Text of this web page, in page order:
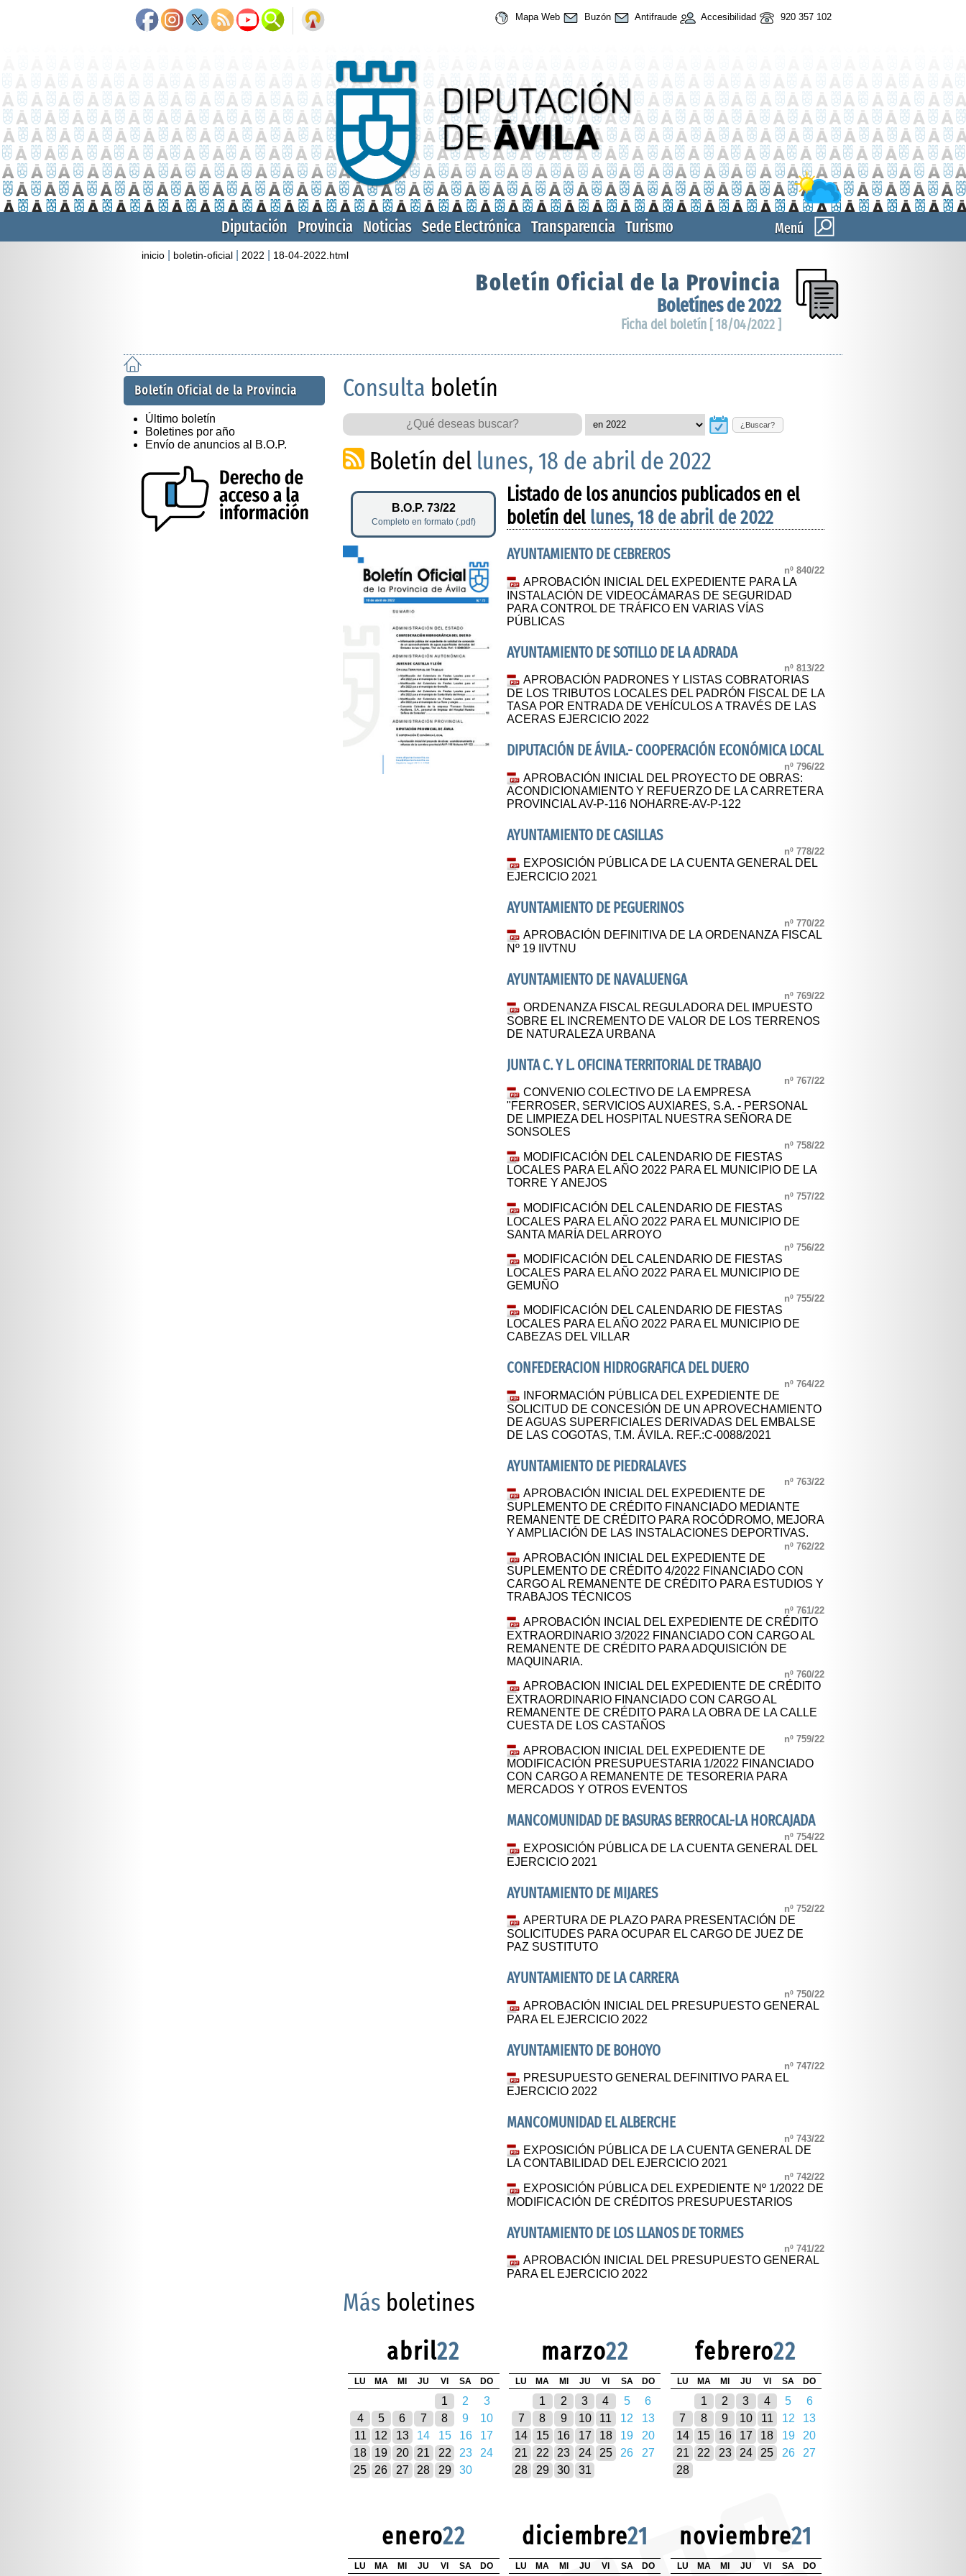
Mapa Web Buzón Antifraude Accesibilidad 920 357 102
Menú
Diputación Provincia Noticias Sede Electrónica Transparencia Turismo
inicio boletin-oficial 2022 18-04-2022.html
Boletín Oficial de la Provincia
Boletínes de 2022
Ficha del boletín [ 18/04/2022 ]
Boletín Oficial de la Provincia
Último boletín
Boletines por año
Envío de anuncios al B.O.P.
Consulta boletín
¿Buscar?
Boletín del lunes, 18 de abril de 2022
B.O.P. 73/22
Completo en formato (.pdf)
Listado de los anuncios publicados en el
boletín del lunes, 18 de abril de 2022
AYUNTAMIENTO DE CEBREROS
nº 840/22
APROBACIÓN INICIAL DEL EXPEDIENTE PARA LA
INSTALACIÓN DE VIDEOCÁMARAS DE SEGURIDAD
PARA CONTROL DE TRÁFICO EN VARIAS VÍAS
PÚBLICAS
AYUNTAMIENTO DE SOTILLO DE LA ADRADA
nº 813/22
APROBACIÓN PADRONES Y LISTAS COBRATORIAS
DE LOS TRIBUTOS LOCALES DEL PADRÓN FISCAL DE LA
TASA POR ENTRADA DE VEHÍCULOS A TRAVÉS DE LAS
ACERAS EJERCICIO 2022
DIPUTACIÓN DE ÁVILA.- COOPERACIÓN ECONÓMICA LOCAL
nº 796/22
APROBACIÓN INICIAL DEL PROYECTO DE OBRAS:
ACONDICIONAMIENTO Y REFUERZO DE LA CARRETERA
PROVINCIAL AV-P-116 NOHARRE-AV-P-122
AYUNTAMIENTO DE CASILLAS
nº 778/22
EXPOSICIÓN PÚBLICA DE LA CUENTA GENERAL DEL
EJERCICIO 2021
AYUNTAMIENTO DE PEGUERINOS
nº 770/22
APROBACIÓN DEFINITIVA DE LA ORDENANZA FISCAL
Nº 19 IIVTNU
AYUNTAMIENTO DE NAVALUENGA
nº 769/22
ORDENANZA FISCAL REGULADORA DEL IMPUESTO
SOBRE EL INCREMENTO DE VALOR DE LOS TERRENOS
DE NATURALEZA URBANA
JUNTA C. Y L. OFICINA TERRITORIAL DE TRABAJO
nº 767/22
CONVENIO COLECTIVO DE LA EMPRESA
"FERROSER, SERVICIOS AUXIARES, S.A. - PERSONAL
DE LIMPIEZA DEL HOSPITAL NUESTRA SEÑORA DE
SONSOLES
nº 758/22
MODIFICACIÓN DEL CALENDARIO DE FIESTAS
LOCALES PARA EL AÑO 2022 PARA EL MUNICIPIO DE LA
TORRE Y ANEJOS
nº 757/22
MODIFICACIÓN DEL CALENDARIO DE FIESTAS
LOCALES PARA EL AÑO 2022 PARA EL MUNICIPIO DE
SANTA MARÍA DEL ARROYO
nº 756/22
MODIFICACIÓN DEL CALENDARIO DE FIESTAS
LOCALES PARA EL AÑO 2022 PARA EL MUNICIPIO DE
GEMUÑO
nº 755/22
MODIFICACIÓN DEL CALENDARIO DE FIESTAS
LOCALES PARA EL AÑO 2022 PARA EL MUNICIPIO DE
CABEZAS DEL VILLAR
CONFEDERACION HIDROGRAFICA DEL DUERO
nº 764/22
INFORMACIÓN PÚBLICA DEL EXPEDIENTE DE
SOLICITUD DE CONCESIÓN DE UN APROVECHAMIENTO
DE AGUAS SUPERFICIALES DERIVADAS DEL EMBALSE
DE LAS COGOTAS, T.M. ÁVILA. REF.:C-0088/2021
AYUNTAMIENTO DE PIEDRALAVES
nº 763/22
APROBACIÓN INICIAL DEL EXPEDIENTE DE
SUPLEMENTO DE CRÉDITO FINANCIADO MEDIANTE
REMANENTE DE CRÉDITO PARA ROCÓDROMO, MEJORA
Y AMPLIACIÓN DE LAS INSTALACIONES DEPORTIVAS.
nº 762/22
APROBACIÓN INICIAL DEL EXPEDIENTE DE
SUPLEMENTO DE CRÉDITO 4/2022 FINANCIADO CON
CARGO AL REMANENTE DE CRÉDITO PARA ESTUDIOS Y
TRABAJOS TÉCNICOS
nº 761/22
APROBACIÓN INCIAL DEL EXPEDIENTE DE CRÉDITO
EXTRAORDINARIO 3/2022 FINANCIADO CON CARGO AL
REMANENTE DE CRÉDITO PARA ADQUISICIÓN DE
MAQUINARIA.
nº 760/22
APROBACION INICIAL DEL EXPEDIENTE DE CRÉDITO
EXTRAORDINARIO FINANCIADO CON CARGO AL
REMANENTE DE CRÉDITO PARA LA OBRA DE LA CALLE
CUESTA DE LOS CASTAÑOS
nº 759/22
APROBACION INICIAL DEL EXPEDIENTE DE
MODIFICACIÓN PRESUPUESTARIA 1/2022 FINANCIADO
CON CARGO A REMANENTE DE TESORERIA PARA
MERCADOS Y OTROS EVENTOS
MANCOMUNIDAD DE BASURAS BERROCAL-LA HORCAJADA
nº 754/22
EXPOSICIÓN PÚBLICA DE LA CUENTA GENERAL DEL
EJERCICIO 2021
AYUNTAMIENTO DE MIJARES
nº 752/22
APERTURA DE PLAZO PARA PRESENTACIÓN DE
SOLICITUDES PARA OCUPAR EL CARGO DE JUEZ DE
PAZ SUSTITUTO
AYUNTAMIENTO DE LA CARRERA
nº 750/22
APROBACIÓN INICIAL DEL PRESUPUESTO GENERAL
PARA EL EJERCICIO 2022
AYUNTAMIENTO DE BOHOYO
nº 747/22
PRESUPUESTO GENERAL DEFINITIVO PARA EL
EJERCICIO 2022
MANCOMUNIDAD EL ALBERCHE
nº 743/22
EXPOSICIÓN PÚBLICA DE LA CUENTA GENERAL DE
LA CONTABILIDAD DEL EJERCICIO 2021
nº 742/22
EXPOSICIÓN PÚBLICA DEL EXPEDIENTE Nº 1/2022 DE
MODIFICACIÓN DE CRÉDITOS PRESUPUESTARIOS
AYUNTAMIENTO DE LOS LLANOS DE TORMES
nº 741/22
APROBACIÓN INICIAL DEL PRESUPUESTO GENERAL
PARA EL EJERCICIO 2022
Más boletines
abril22
LU MA MI JU VI SA DO
1 2
3
4
5 6 7 8 9
10
11
12 13 14 15 16
17
18
19 20 21 22 23
24
25
26 27 28 29 30
marzo22
LU MA MI JU VI SA DO
1 2 3 4 5
6
7
8 9 10 11 12
13
14
15 16 17 18 19
20
21
22 23 24 25 26
27
28
29 30 31
febrero22
LU MA MI JU VI SA DO
1 2 3 4 5
6
7
8 9 10 11 12
13
14
15 16 17 18 19
20
21
22 23 24 25 26
27
28
enero22
LU MA MI JU VI SA DO
diciembre21
LU MA MI JU VI SA DO
noviembre21
LU MA MI JU VI SA DO